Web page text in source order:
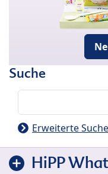
Suche
Erweiterte Suche
HiPP